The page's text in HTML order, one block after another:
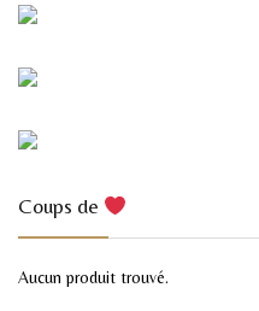
Coups de
Aucun produit trouvé.